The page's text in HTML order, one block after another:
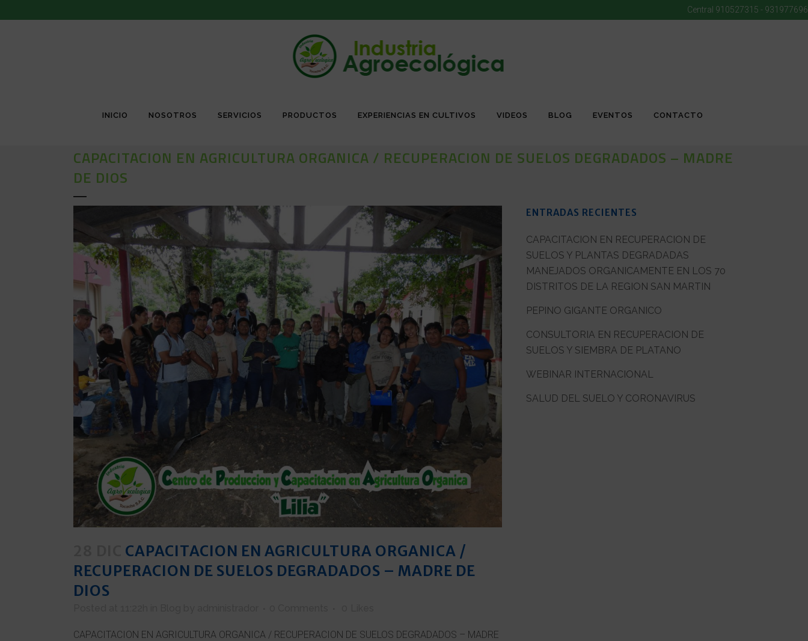
Central 910527315 - 931977696
INICIO NOSOTROS SERVICIOS PRODUCTOS EXPERIENCIAS EN CULTIVOS VIDEOS BLOG EVENTOS CONTACTO
CAPACITACION EN AGRICULTURA ORGANICA / RECUPERACION DE SUELOS DEGRADADOS – MADRE
DE DIOS
CAPACITACION EN AGRICULTURA ORGANICA /
RECUPERACION DE SUELOS DEGRADADOS – MADRE DE
DIOS
CAPACITACION EN AGRICULTURA ORGANICA / RECUPERACION DE SUELOS DEGRADADOS – MADRE
ENTRADAS RECIENTES
CAPACITACION EN RECUPERACION DE
SUELOS Y PLANTAS DEGRADADAS
MANEJADOS ORGANICAMENTE EN LOS 70
DISTRITOS DE LA REGION SAN MARTIN
PEPINO GIGANTE ORGANICO
CONSULTORIA EN RECUPERACION DE
SUELOS Y SIEMBRA DE PLATANO
WEBINAR INTERNACIONAL
SALUD DEL SUELO Y CORONAVIRUS